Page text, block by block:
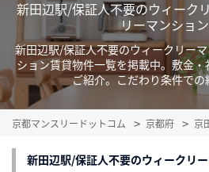
新田辺駅/保証人不要のウィーク
リーマンショ
新田辺駅/保証人不要のウィークリー
ション賃貸物件一覧を掲載中。敷金
ご紹介。こだわり条件で
京都マンスリードットコム 京都府 京
新田辺駅/保証人不要のウィークリ